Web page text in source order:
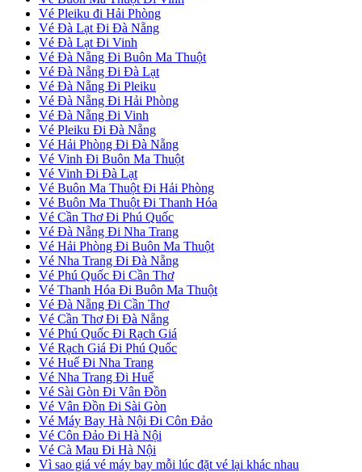
Vé Pleiku đi Hải Phòng
Vé Đà Lạt Đi Đà Nẵng
Vé Đà Lạt Đi Vinh
Vé Đà Nẵng Đi Buôn Ma Thuột
Vé Đà Nẵng Đi Đà Lạt
Vé Đà Nẵng Đi Pleiku
Vé Đà Nẵng Đi Hải Phòng
Vé Đà Nẵng Đi Vinh
Vé Pleiku Đi Đà Nẵng
Vé Hải Phòng Đi Đà Nẵng
Vé Vinh Đi Buôn Ma Thuột
Vé Vinh Đi Đà Lạt
Vé Buôn Ma Thuột Đi Hải Phòng
Vé Buôn Ma Thuột Đi Thanh Hóa
Vé Cần Thơ Đi Phú Quốc
Vé Đà Nẵng Đi Nha Trang
Vé Hải Phòng Đi Buôn Ma Thuột
Vé Nha Trang Đi Đà Nẵng
Vé Phú Quốc Đi Cần Thơ
Vé Thanh Hóa Đi Buôn Ma Thuột
Vé Đà Nẵng Đi Cần Thơ
Vé Cần Thơ Đi Đà Nẵng
Vé Phú Quốc Đi Rạch Giá
Vé Rạch Giá Đi Phú Quốc
Vé Huế Đi Nha Trang
Vé Nha Trang Đi Huế
Vé Sài Gòn Đi Vân Đồn
Vé Vân Đồn Đi Sài Gòn
Vé Máy Bay Hà Nội Đi Côn Đảo
Vé Côn Đảo Đi Hà Nội
Vé Cà Mau Đi Hà Nội
Vì sao giá vé máy bay mỗi lúc đặt vé lại khác nhau